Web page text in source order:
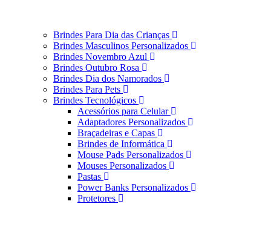
Brindes Para Dia das Crianças
Brindes Masculinos Personalizados
Brindes Novembro Azul
Brindes Outubro Rosa
Brindes Dia dos Namorados
Brindes Para Pets
Brindes Tecnológicos
Acessórios para Celular
Adaptadores Personalizados
Braçadeiras e Capas
Brindes de Informática
Mouse Pads Personalizados
Mouses Personalizados
Pastas
Power Banks Personalizados
Protetores